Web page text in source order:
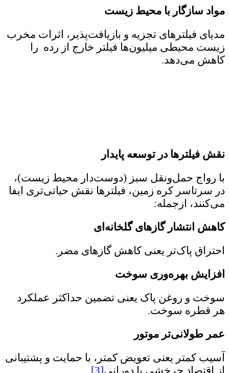
مواد سازگار با محیط زیست
مدیای فیلترهای تجزیه‌ و بازیافت‌پذیر، اثرات مخرب
زیست محیطی میلیون‌ها فیلتر خارج از رده را
کاهش می‌دهد.
نقش فیلترها در توسعه پایدار
با رواج حمل‌و‌نقل سبز (دوست‌دار محیط زیست)،
در سرتاسر کره زمین، فیلترها نقش حیاتی‌تری ایفا
می‌کنند، ازجمله:
کاهش انتشار گازهای گلخانه‌ای
احتراق پاک‌تر یعنی کاهش گازهای مضر.
افزایش بهره‌وری سوخت
سوخت و روغن پاک یعنی تضمین حداکثر عملکرد
هر قطره سوخت.
عمر طولانی‌تر موتور
آسیب کمتر یعنی تعویض کمتر، با حمایت و پشتیبانی
از اقتصاد چرخشی یا دورانی[3]
.